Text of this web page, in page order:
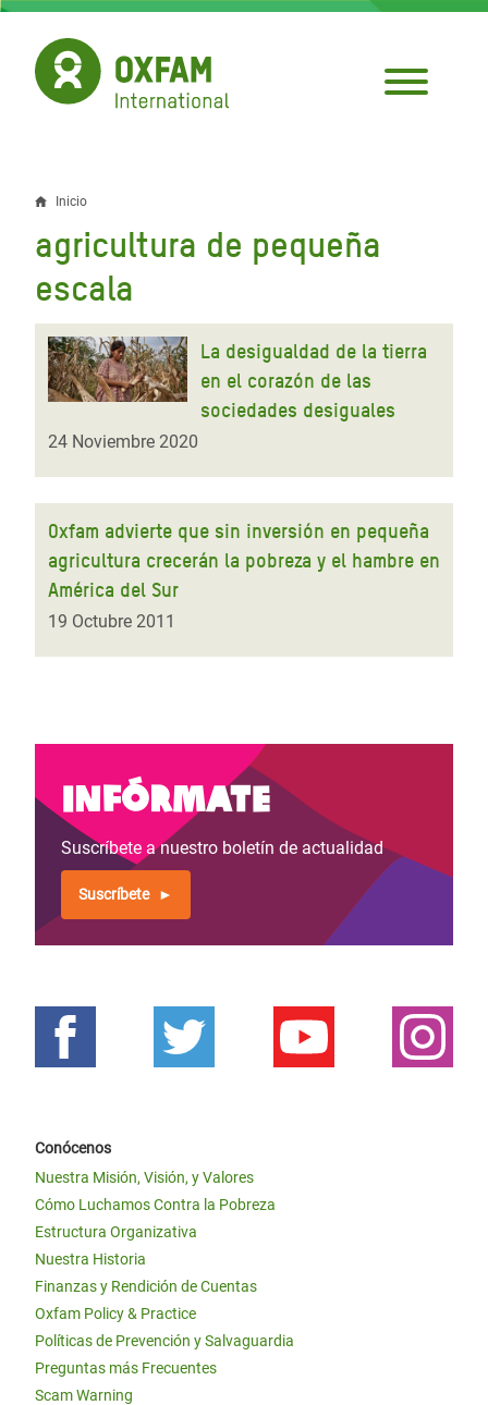
Pasar
contenido
principal
Sobrescribir
enlaces
de
ayuda
la
navegación
Inicio
agricultura de pequeña
escala
La desigualdad de la tierra
en el corazón de las
sociedades desiguales
24 Noviembre 2020
Oxfam advierte que sin inversión en pequeña
agricultura crecerán la pobreza y el hambre en
América del Sur
19 Octubre 2011
Infórmate
Suscríbete a nuestro boletín de actualidad
Suscríbete
Conócenos
Nuestra Misión, Visión, y Valores
Cómo Luchamos Contra la Pobreza
Estructura Organizativa
Nuestra Historia
Finanzas y Rendición de Cuentas
Oxfam Policy & Practice
Políticas de Prevención y Salvaguardia
Preguntas más Frecuentes
Scam Warning